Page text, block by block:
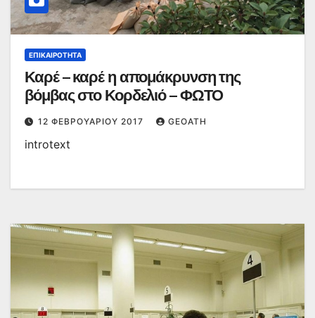
ΕΠΙΚΑΙΡΌΤΗΤΑ
Καρέ – καρέ η απομάκρυνση της
βόμβας στο Κορδελιό – ΦΩΤΟ
12 ΦΕΒΡΟΥΑΡΊΟΥ 2017 GEOATH
introtext